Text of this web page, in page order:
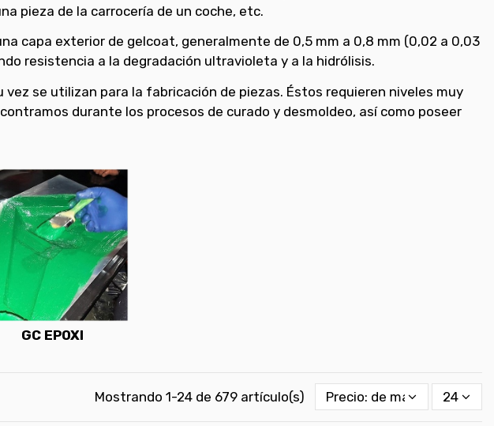
pieza de la carrocería de un coche, etc.
capa exterior de gelcoat, generalmente de 0,5 mm a 0,8 mm (0,02 a 0,03
resistencia a la degradación ultravioleta y a la hidrólisis.
se utilizan para la fabricación de piezas. Éstos requieren niveles muy
durante los procesos de curado y desmoldeo, así como poseer
GC EPOXI
Mostrando 1-24 de 679 artículo(s) Precio: de más bajo a más
24